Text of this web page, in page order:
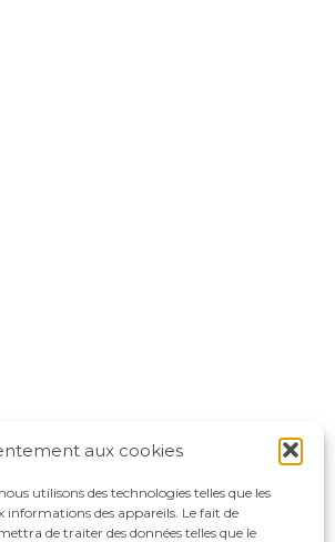
aux cookies
utilisons des technologies telles que les
informations des appareils. Le fait de
de traiter des données telles que le